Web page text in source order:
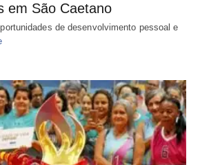
em São Caetano
de desenvolvimento pessoal e